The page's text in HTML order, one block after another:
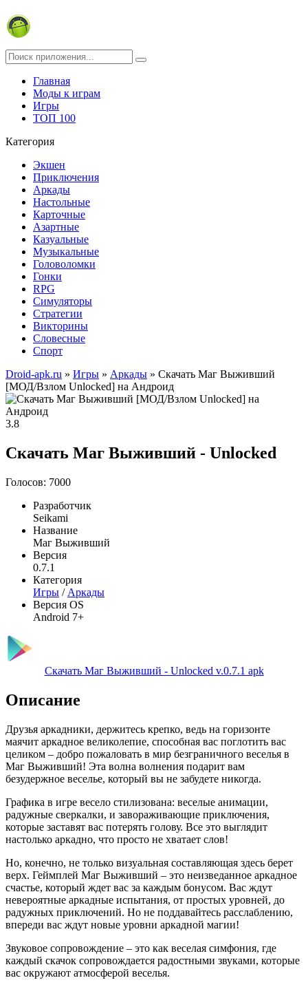
Главная
Моды к играм
Игры
ТОП 100
Категория
Экшен
Приключения
Аркады
Настольные
Карточные
Азартные
Казуальные
Музыкальные
Головоломки
Гонки
RPG
Симуляторы
Стратегии
Викторины
Словесные
Спорт
Droid-apk.ru » Игры » Аркады » Скачать Маг Выживший
[МОД/Взлом Unlocked] на Андроид
3.8
Скачать Маг Выживший - Unlocked
Голосов: 7000
Разработчик
Seikami
Название
Маг Выживший
Версия
0.7.1
Категория
Игры / Аркады
Версия OS
Android 7+
Скачать Маг Выживший - Unlocked v.0.7.1 apk
Описание
Друзья аркадники, держитесь крепко, ведь на горизонте
маячит аркадное великолепие, способная вас поглотить вас
целиком – добро пожаловать в мир безграничного веселья в
Маг Выживший! Эта волна волнения подарит вам
безудержное веселье, который вы не забудете никогда.
Графика в игре весело стилизована: веселые анимации,
радужные сверкалки, и завораживающие приключения,
которые заставят вас потерять голову. Все это выглядит
настолько аркадно, что просто не хватает слов!
Но, конечно, не только визуальная составляющая здесь берет
верх. Геймплей Маг Выживший – это неизведанное аркадное
счастье, который ждет вас за каждым бонусом. Вас ждут
невероятные аркадные испытания, от простых уровней, до
радужных приключений. Но не поддавайтесь расслаблению,
впереди вас ждут новые уровни аркадной магии!
Звуковое сопровождение – это как веселая симфония, где
каждый скачок сопровождается радостными звуками, которые
вас окружают атмосферой веселья.